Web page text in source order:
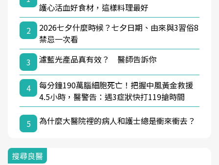
護心活血好食材，這樣料理最好
2
2026七夕什麼時候？七夕日期、由來與3習俗8
禁忌一次看
3
濾藍光產品真有效？ 醫師告訴你
4
每分鐘190萬腦細胞死亡！把握中風黃金救援
4.5小時，醫警告：遇3症狀快打119搶時間
5 為什麼大醫院裡的病人和護士總是衝來衝去？
搜尋良醫